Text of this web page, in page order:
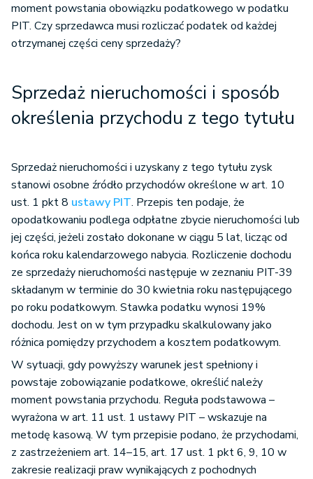
moment powstania obowiązku podatkowego w podatku
PIT. Czy sprzedawca musi rozliczać podatek od każdej
otrzymanej części ceny sprzedaży?
Sprzedaż nieruchomości i sposób
określenia przychodu z tego tytułu
Sprzedaż nieruchomości i uzyskany z tego tytułu zysk
stanowi osobne źródło przychodów określone w art. 10
ust. 1 pkt 8 ustawy PIT. Przepis ten podaje, że
opodatkowaniu podlega odpłatne zbycie nieruchomości lub
jej części, jeżeli zostało dokonane w ciągu 5 lat, licząc od
końca roku kalendarzowego nabycia. Rozliczenie dochodu
ze sprzedaży nieruchomości następuje w zeznaniu PIT-39
składanym w terminie do 30 kwietnia roku następującego
po roku podatkowym. Stawka podatku wynosi 19%
dochodu. Jest on w tym przypadku skalkulowany jako
różnica pomiędzy przychodem a kosztem podatkowym.
W sytuacji, gdy powyższy warunek jest spełniony i
powstaje zobowiązanie podatkowe, określić należy
moment powstania przychodu. Reguła podstawowa –
wyrażona w art. 11 ust. 1 ustawy PIT – wskazuje na
metodę kasową. W tym przepisie podano, że przychodami,
z zastrzeżeniem art. 14–15, art. 17 ust. 1 pkt 6, 9, 10 w
zakresie realizacji praw wynikających z pochodnych